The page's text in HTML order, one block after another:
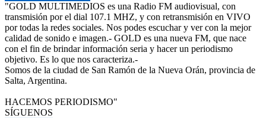
"GOLD MULTIMEDIOS es una Radio FM audiovisual, con
transmisión por el dial 107.1 MHZ, y con retransmisión en VIVO
por todas la redes sociales. Nos podes escuchar y ver con la mejor
calidad de sonido e imagen.- GOLD es una nueva FM, que nace
con el fin de brindar información seria y hacer un periodismo
objetivo. Es lo que nos caracteriza.-
Somos de la ciudad de San Ramón de la Nueva Orán, provincia de
Salta, Argentina.
HACEMOS PERIODISMO"
SÍGUENOS